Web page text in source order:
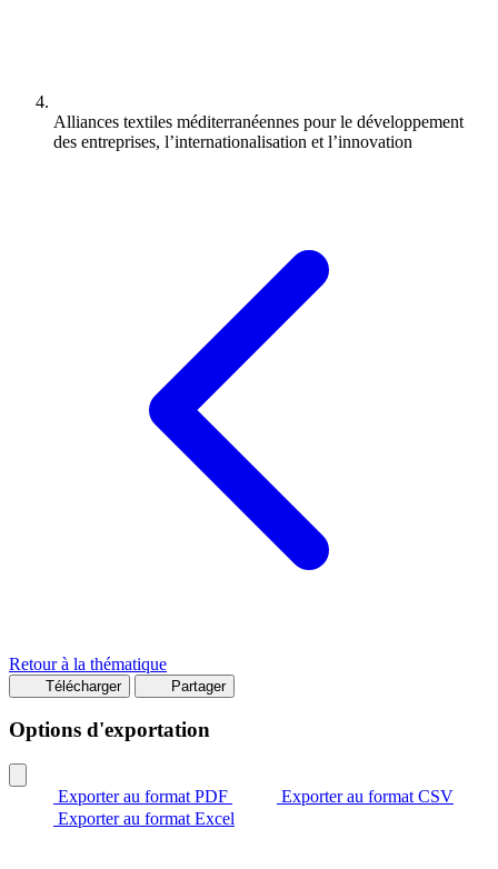
Alliances textiles méditerranéennes pour le développement
des entreprises, l’internationalisation et l’innovation
Retour à la thématique
Télécharger Partager
Options d'exportation
Exporter au format PDF
Exporter au format CSV
Exporter au format Excel